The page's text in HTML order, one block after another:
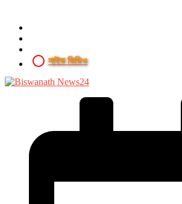
লাইভ ভিডিও